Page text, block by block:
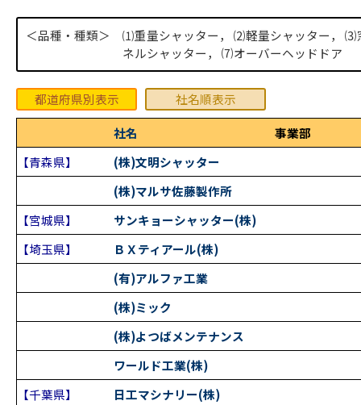
＜品種・種類＞
⑴重量シャッター， ⑵軽量シャッター，
ネルシャッター， ⑺オーバーヘッドドア
都道府県別表示
社名順表示
社名
事業部
【青森県】
(株)文明シャッター
(株)マルサ佐藤製作所
【宮城県】
サンキョーシャッター(株)
【埼玉県】
ＢＸティアール(株)
(有)アルファ工業
(株)ミック
(株)よつばメンテナンス
ワールド工業(株)
【千葉県】
日工マシナリー(株)